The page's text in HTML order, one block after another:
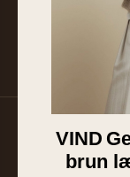
Få nye kollektioner,
Suzan & Lasse.
Familieejet læder- og
plukket læder af
VIND
brun